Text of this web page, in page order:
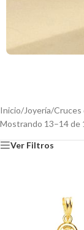
Inicio/Joyería/Cruces
Mostrando 13–14 de
Ver Filtros